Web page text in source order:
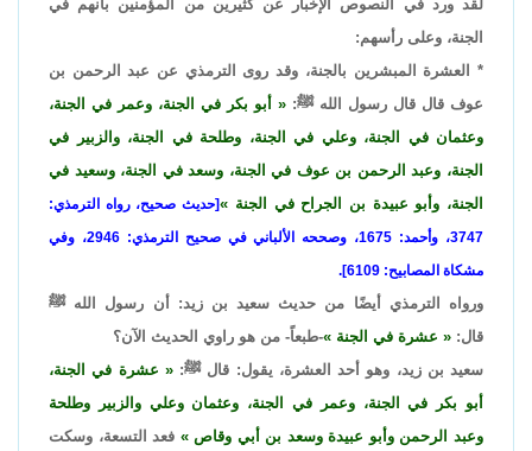
لقد ورد في النصوص الإخبار عن كثيرين من المؤمنين بأنهم في
الجنة، وعلى رأسهم:
* العشرة المبشرين بالجنة، وقد روى الترمذي عن عبد الرحمن بن
عوف قال قال رسول الله ﷺ:
أبو بكر في الجنة، وعمر في الجنة،
وعثمان في الجنة، وعلي في الجنة، وطلحة في الجنة، والزبير في
الجنة، وعبد الرحمن بن عوف في الجنة، وسعد في الجنة، وسعيد في
الجنة، وأبو عبيدة بن الجراح في الجنة
[حديث صحيح، رواه الترمذي:
3747، وأحمد: 1675، وصححه الألباني في صحيح الترمذي: 2946، وفي
مشكاة المصابيح: 6109].
ورواه الترمذي أيضًا من حديث سعيد بن زيد: أن رسول الله ﷺ
قال:
عشرة في الجنة
-طبعاً- من هو راوي الحديث الآن؟
سعيد بن زيد، وهو أحد العشرة، يقول: قال ﷺ:
عشرة في الجنة،
أبو بكر في الجنة، وعمر في الجنة، وعثمان وعلي والزبير وطلحة
وعبد الرحمن وأبو عبيدة وسعد بن أبي وقاص
فعد التسعة، وسكت